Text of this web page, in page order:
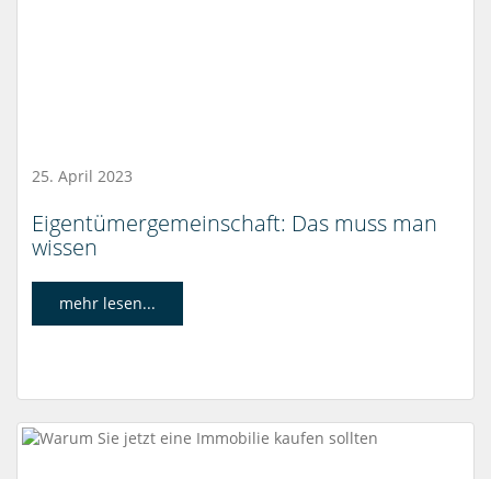
25. April 2023
Eigentümergemeinschaft: Das muss man
wissen
mehr lesen...